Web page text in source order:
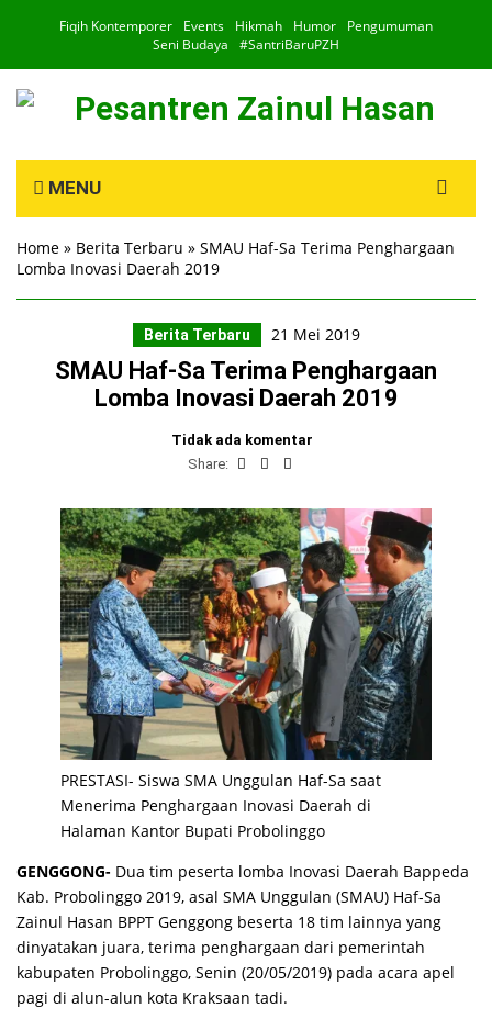
Fiqih Kontemporer Events Hikmah Humor
Pengumuman
Seni Budaya
#SantriBaruPZH
MENU
Home » Berita Terbaru » SMAU Haf-Sa Terima Penghargaan
Lomba Inovasi Daerah 2019
Berita Terbaru 21 Mei 2019
SMAU Haf-Sa Terima Penghargaan
Lomba Inovasi Daerah 2019
Tidak ada komentar
Share:
PRESTASI- Siswa SMA Unggulan Haf-Sa saat
Menerima Penghargaan Inovasi Daerah di
Halaman Kantor Bupati Probolinggo
GENGGONG- Dua tim peserta lomba Inovasi Daerah Bappeda
Kab. Probolinggo 2019, asal SMA Unggulan (SMAU) Haf-Sa
Zainul Hasan BPPT Genggong beserta 18 tim lainnya yang
dinyatakan juara, terima penghargaan dari pemerintah
kabupaten Probolinggo, Senin (20/05/2019) pada acara apel
pagi di alun-alun kota Kraksaan tadi.